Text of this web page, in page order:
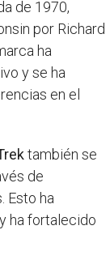
de 1970,
por Richard
ha
y se ha
en el
también se
de
Esto ha
ha fortalecido